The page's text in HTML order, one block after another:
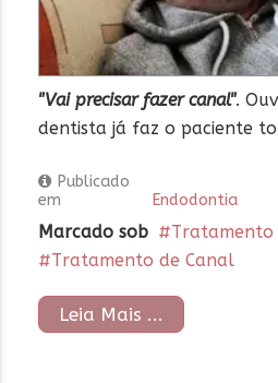
"Vai precisar fazer canal".
dentista já faz o paciente
Publicado
em
Endodontia
Marcado sob
Tratamento
Tratamento de Canal
Leia Mais ...